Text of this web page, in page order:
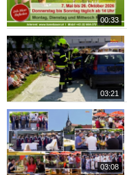
00:33
03:21
03:08